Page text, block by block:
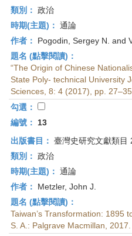
類別： 政治
時期(主題)： 通論
作者：
Pogodin, Sergey N. and
題名 (點擊閱讀)：
“The Origin of Chinese
State Poly- technical University
Sciences, 8: 4 (2017), pp. 27–35.
勾選：
編號：
13
出版書目： 臺灣史研究文獻類目
類別： 政治
時期(主題)： 通論
作者：
Metzler, John J.
題名 (點擊閱讀)：
Taiwan’s Transformation: 1895
S. A.: Palgrave Macmillan, 2017.